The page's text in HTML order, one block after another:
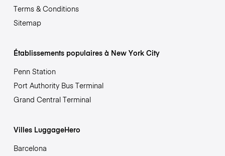
Terms & Conditions
Sitemap
Établissements populaires à New York City
Penn Station
Port Authority Bus Terminal
Grand Central Terminal
Villes LuggageHero
Barcelona